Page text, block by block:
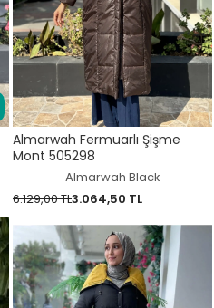
Almarwah Fermuarlı Şişme
Mont 505298
Almarwah Black
6.129,00 TL3.064,50 TL